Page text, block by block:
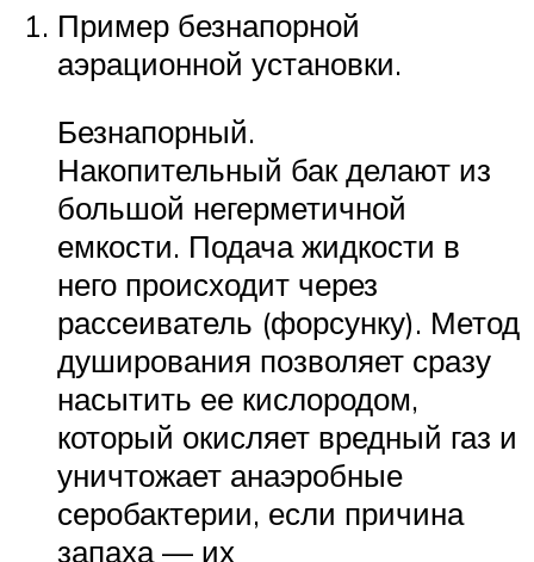
Пример безнапорной
аэрационной установки.
Безнапорный.
Накопительный бак делают из
большой негерметичной
емкости. Подача жидкости в
него происходит через
рассеиватель (форсунку). Метод
душирования позволяет сразу
насытить ее кислородом,
который окисляет вредный газ и
уничтожает анаэробные
серобактерии, если причина
запаха — их